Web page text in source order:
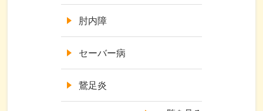
肘内障
セーバー病
鵞足炎